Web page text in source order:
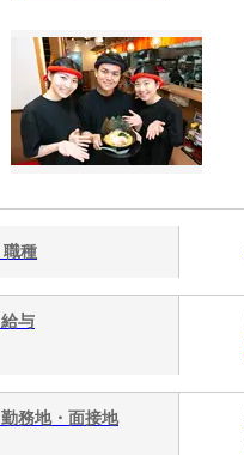
職種
給与
勤務地・面接地